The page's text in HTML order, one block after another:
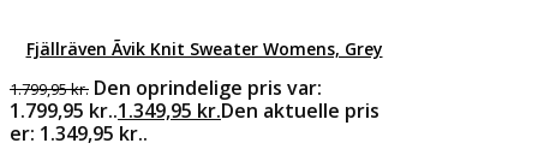
Fjällräven Ãvik Knit Sweater Womens, Grey
1.799,95kr. Den oprindelige pris var:
1.799,95 kr..1.349,95 kr.Den aktuelle pris
er: 1.349,95 kr..